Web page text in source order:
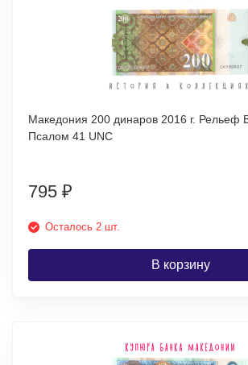
Македония 200 динаров 2016 г. Рельеф
Псалом 41 UNC
795 ₽
Осталось 2 шт.
В корзину